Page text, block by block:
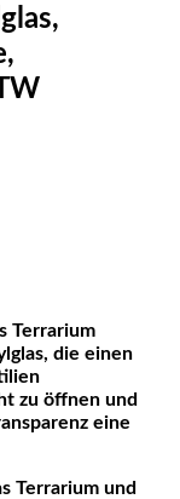
Terrarium
die einen
zu öffnen und
eine
Terrarium und